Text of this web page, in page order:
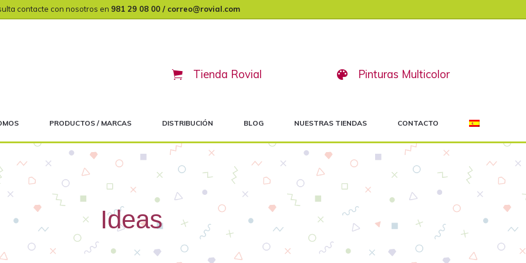
contacte con nosotros en 981 29 08 00 / correo@rovial.com
Right
Tienda Rovial Pinturas Multicolor
PRODUCTOS / MARCAS DISTRIBUCIÓN BLOG NUESTRAS TIENDAS CONTACTO
Ideas